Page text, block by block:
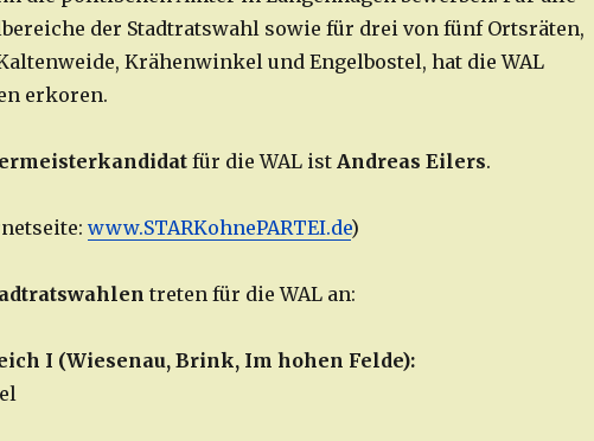
der Stadtratswahl sowie für drei von fünf Ortsräten,
Krähenwinkel und Engelbostel, hat die WAL
erkoren.
für die WAL ist Andreas Eilers.
www.STARKohnePARTEI.de)
treten für die WAL an:
I (Wiesenau, Brink, Im hohen Felde):